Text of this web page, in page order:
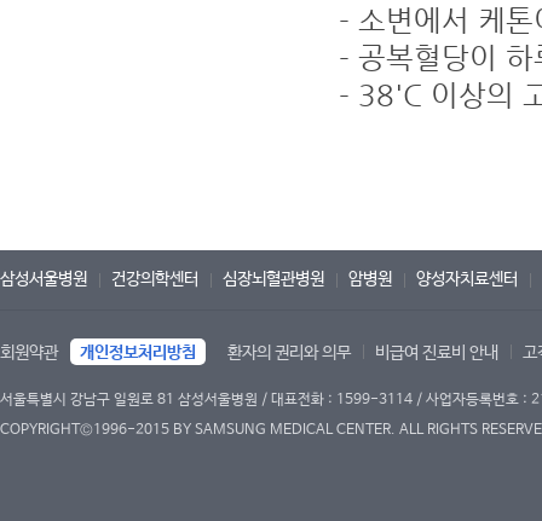
- 소변에서 케
- 공복혈당이
- 38'C 이상의
삼성서울병원 건강의학센터 심장뇌혈관병원 암병원 양성자치료센터
회원약관 개인정보처리방침 환자의 권리와 의무 비급여 진료비 안내 고
서울특별시 강남구 일원로 81 삼성서울병원 / 대표전화 : 1599-3114 / 사업자등록번호
COPYRIGHT©1996-2015 BY SAMSUNG MEDICAL CENTER. ALL RIGHTS